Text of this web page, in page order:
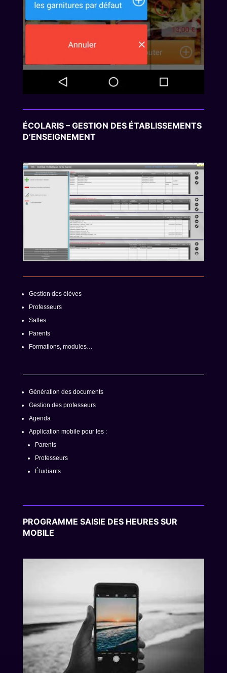
ÉCOLARIS – GESTION DES ÉTABLISSEMENTS
D’ENSEIGNEMENT
Gestion des élèves
Professeurs
Salles
Parents
Formations, modules…
Génération des documents
Gestion des professeurs
Agenda
Application mobile pour les :
Parents
Professeurs
Étudiants
PROGRAMME SAISIE DES HEURES SUR
MOBILE